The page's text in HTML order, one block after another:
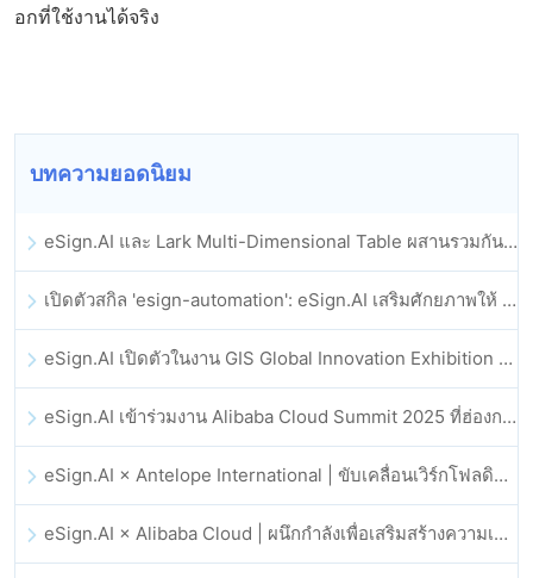
อกที่ใช้งานได้จริง
บทความยอดนิยม
eSign.AI และ Lark Multi-Dimensional Table ผสานรวมกันอย่างเป็นทางการ: การลงนามและการเก็บถาวรสัญญาอิเล็กทรอนิกส์แบบอัตโนมัติเต็มรูปแบบ
เปิดตัวสกิล 'esign-automation': eSign.AI เสริมศักยภาพให้ OpenClaw ด้วยลายเซ็นอิเล็กทรอนิกส์อัตโนมัติ
eSign.AI เปิดตัวในงาน GIS Global Innovation Exhibition 2025
eSign.AI เข้าร่วมงาน Alibaba Cloud Summit 2025 ที่ฮ่องกง เพื่อขับเคลื่อนนวัตกรรมคลาวด์ที่ขับเคลื่อนด้วย AI และความเชื่อมั่นทางดิจิทัล
eSign.AI × Antelope International | ขับเคลื่อนเวิร์กโฟลดิจิทัลที่ปลอดภัยและขับเคลื่อนด้วย AI
eSign.AI × Alibaba Cloud | ผนึกกำลังเพื่อเสริมสร้างความเชื่อมั่นดิจิทัลระดับโลกสำหรับฟินเทค